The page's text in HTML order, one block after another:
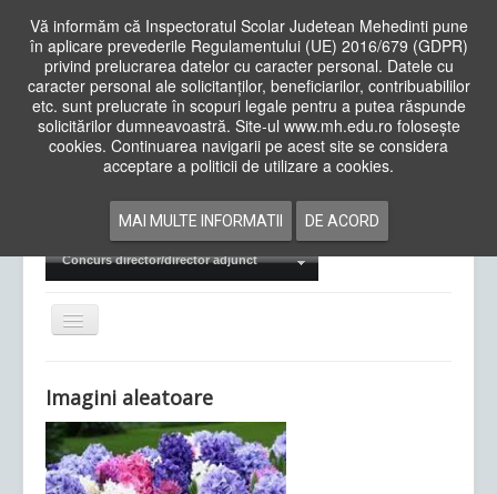
Vă informăm că Inspectoratul Scolar Judetean Mehedinti pune
în aplicare prevederile Regulamentului (UE) 2016/679 (GDPR)
privind prelucrarea datelor cu caracter personal. Datele cu
caracter personal ale solicitanților, beneficiarilor, contribuabililor
etc. sunt prelucrate în scopuri legale pentru a putea răspunde
solicitărilor dumneavoastră. Site-ul www.mh.edu.ro folosește
cookies. Continuarea navigarii pe acest site se considera
acceptare a politicii de utilizare a cookies.
MAI MULTE INFORMATII DE ACORD
Cauta
in
siteAcasa Cadre Didactice
Examene Naționale
Concurs director/director adjunct
Comută
navigarea
Imagini aleatoare